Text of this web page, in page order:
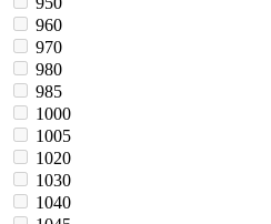
960
970
980
985
1000
1005
1020
1030
1040